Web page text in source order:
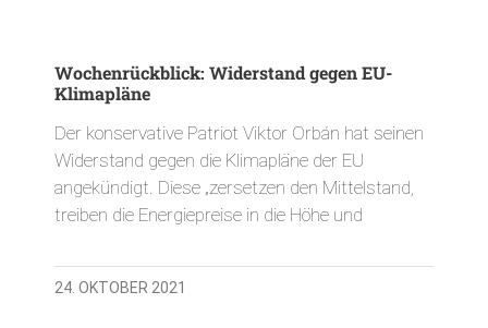
Wochenrückblick: Widerstand gegen EU-
Klimapläne
Der konservative Patriot Viktor Orbán hat seinen
Widerstand gegen die Klimapläne der EU
angekündigt. Diese „zersetzen den Mittelstand,
treiben die Energiepreise in die Höhe und
24. OKTOBER 2021